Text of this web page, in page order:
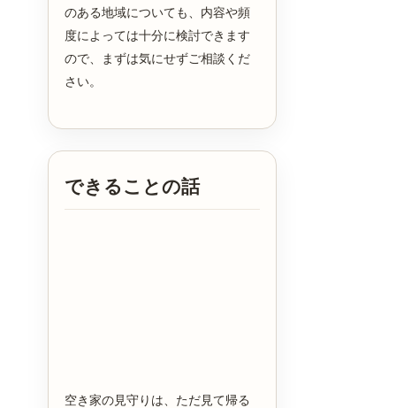
のある地域についても、内容や頻
度によっては十分に検討できます
ので、まずは気にせずご相談くだ
さい。
できることの話
空き家の見守りは、ただ見て帰る